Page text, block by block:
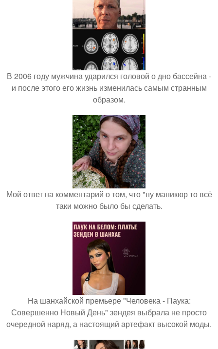
В 2006 году мужчина ударился головой о дно бассейна -
и после этого его жизнь изменилась самым странным
образом.
Мой ответ на комментарий о том, что "ну маникюр то всё
таки можно было бы сделать.
На шанхайской премьере "Человека - Паука:
Совершенно Новый День" зендея выбрала не просто
очередной наряд, а настоящий артефакт высокой моды.